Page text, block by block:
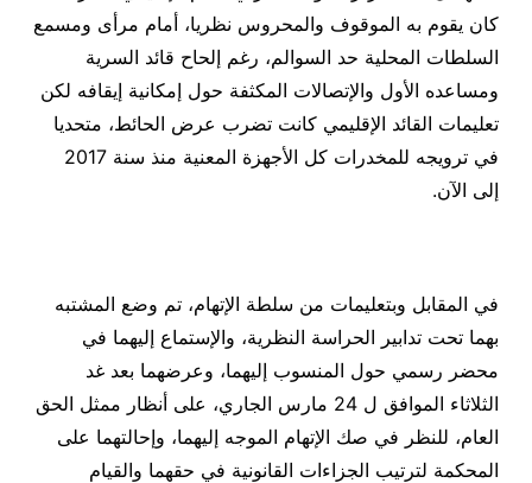
كان يقوم به الموقوف والمحروس نظريا، أمام مرأى ومسمع
السلطات المحلية حد السوالم، رغم إلحاح قائد السرية
ومساعده الأول والإتصالات المكثفة حول إمكانية إيقافه لكن
تعليمات القائد الإقليمي كانت تضرب عرض الحائط، متحديا
في ترويجه للمخدرات كل الأجهزة المعنية منذ سنة 2017
إلى الآن.
في المقابل وبتعليمات من سلطة الإتهام، تم وضع المشتبه
بهما تحت تدابير الحراسة النظرية، والإستماع إليهما في
محضر رسمي حول المنسوب إليهما، وعرضهما بعد غد
الثلاثاء الموافق ل 24 مارس الجاري، على أنظار ممثل الحق
العام، للنظر في صك الإتهام الموجه إليهما، وإحالتهما على
المحكمة لترتيب الجزاءات القانونية في حقهما والقيام